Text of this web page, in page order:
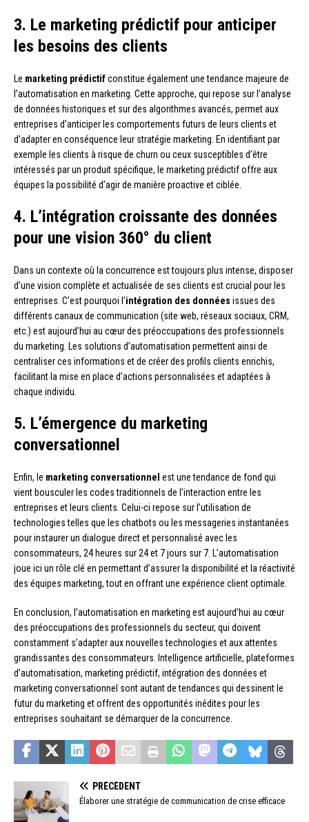
3. Le marketing prédictif pour anticiper
les besoins des clients
Le marketing prédictifconstitue également une tendance majeure de
l’automatisation en marketing. Cette approche, qui repose sur l’analyse
de données historiques et sur des algorithmes avancés, permet aux
entreprises d’anticiper les comportements futurs de leurs clients et
d’adapter en conséquence leur stratégie marketing. En identifiant par
exemple les clients à risque de churn ou ceux susceptibles d’être
intéressés par un produit spécifique, le marketing prédictif offre aux
équipes la possibilité d’agir de manière proactive et ciblée.
4. L’intégration croissante des données
pour une vision 360° du client
Dans un contexte où la concurrence est toujours plus intense, disposer
d’une vision complète et actualisée de ses clients est crucial pour les
entreprises. C’est pourquoi l’intégration des données issues des
différents canaux de communication (site web, réseaux sociaux, CRM,
etc.) est aujourd’hui au cœur des préoccupations des professionnels
du marketing. Les solutions d’automatisation permettent ainsi de
centraliser ces informations et de créer des profils clients enrichis,
facilitant la mise en place d’actions personnalisées et adaptées à
chaque individu.
5. L’émergence du marketing
conversationnel
Enfin, le marketing conversationnel est une tendance de fond qui
vient bousculer les codes traditionnels de l’interaction entre les
entreprises et leurs clients. Celui-ci repose sur l’utilisation de
technologies telles que les chatbots ou les messageries instantanées
pour instaurer un dialogue direct et personnalisé avec les
consommateurs, 24 heures sur 24 et 7 jours sur 7. L’automatisation
joue ici un rôle clé en permettant d’assurer la disponibilité et la réactivité
des équipes marketing, tout en offrant une expérience client optimale.
En conclusion, l’automatisation en marketing est aujourd’hui au cœur
des préoccupations des professionnels du secteur, qui doivent
constamment s’adapter aux nouvelles technologies et aux attentes
grandissantes des consommateurs. Intelligence artificielle, plateformes
d’automatisation, marketing prédictif, intégration des données et
marketing conversationnel sont autant de tendances qui dessinent le
futur du marketing et offrent des opportunités inédites pour les
entreprises souhaitant se démarquer de la concurrence.
PRÉCÉDENT
Élaborer une stratégie de communication de crise efficace